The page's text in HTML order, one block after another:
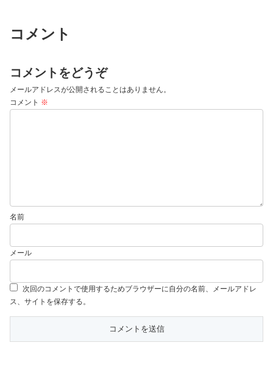
コメント
コメントをどうぞ
メールアドレスが公開されることはありません。
コメント ※
名前
メール
次回のコメントで使用するためブラウザーに自分の名前、メールアドレ
ス、サイトを保存する。